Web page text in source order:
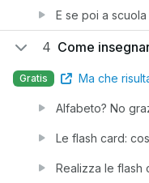
E se poi a scuola
4 Come
Gratis Ma che
Alfabeto? No
Le flash card:
Realizza le flash